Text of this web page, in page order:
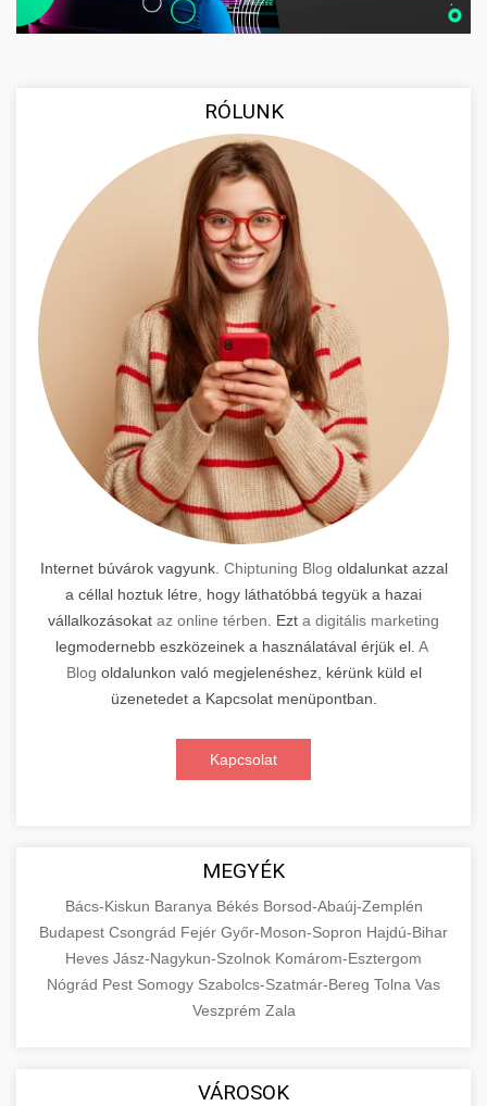
RÓLUNK
Internet búvárok vagyunk. Chiptuning Blog oldalunkat azzal
a céllal hoztuk létre, hogy láthatóbbá tegyük a hazai
vállalkozásokat az online térben . Ezt a digitális marketing
legmodernebb eszközeinek a használatával érjük el. A
Blog oldalunkon való megjelenéshez, kérünk küld el
üzenetedet a Kapcsolat menüpontban.
Kapcsolat
MEGYÉK
Bács-Kiskun Baranya Békés Borsod-Abaúj-Zemplén
Budapest Csongrád Fejér Győr-Moson-Sopron Hajdú-Bihar
Heves Jász-Nagykun-Szolnok Komárom-Esztergom
Nógrád Pest Somogy Szabolcs-Szatmár-Bereg Tolna Vas
Veszprém Zala
VÁROSOK